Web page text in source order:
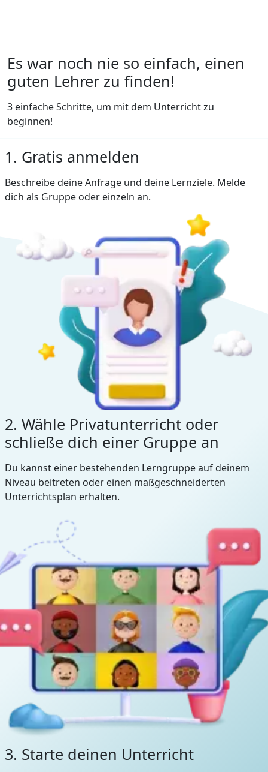
Es war noch nie so einfach, einen
guten Lehrer zu finden!
3 einfache Schritte, um mit dem Unterricht zu
beginnen!
1. Gratis anmelden
Beschreibe deine Anfrage und deine Lernziele. Melde
dich als Gruppe oder einzeln an.
2. Wähle Privatunterricht oder
schließe dich einer Gruppe an
Du kannst einer bestehenden Lerngruppe auf deinem
Niveau beitreten oder einen maßgeschneiderten
Unterrichtsplan erhalten.
3. Starte deinen Unterricht